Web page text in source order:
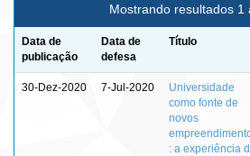
Mostrando resultados 1
Data de
publicação
Data de
defesa
Título
30-Dez-2020 7-Jul-2020
Universidade
como fonte de
novos
: a experiência